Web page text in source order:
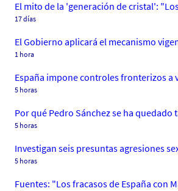
El mito de la 'generación de cristal':
17 días
El Gobierno aplicará el mecanismo
1 hora
España impone controles fronterizos a
5 horas
Por qué Pedro Sánchez se ha
5 horas
Investigan seis presuntas agresiones
5 horas
Fuentes: "Los fracasos de España con